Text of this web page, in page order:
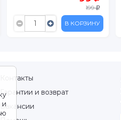
199
В КОРЗИНУ
Контакты
Гарантии и возврат
Вакансии